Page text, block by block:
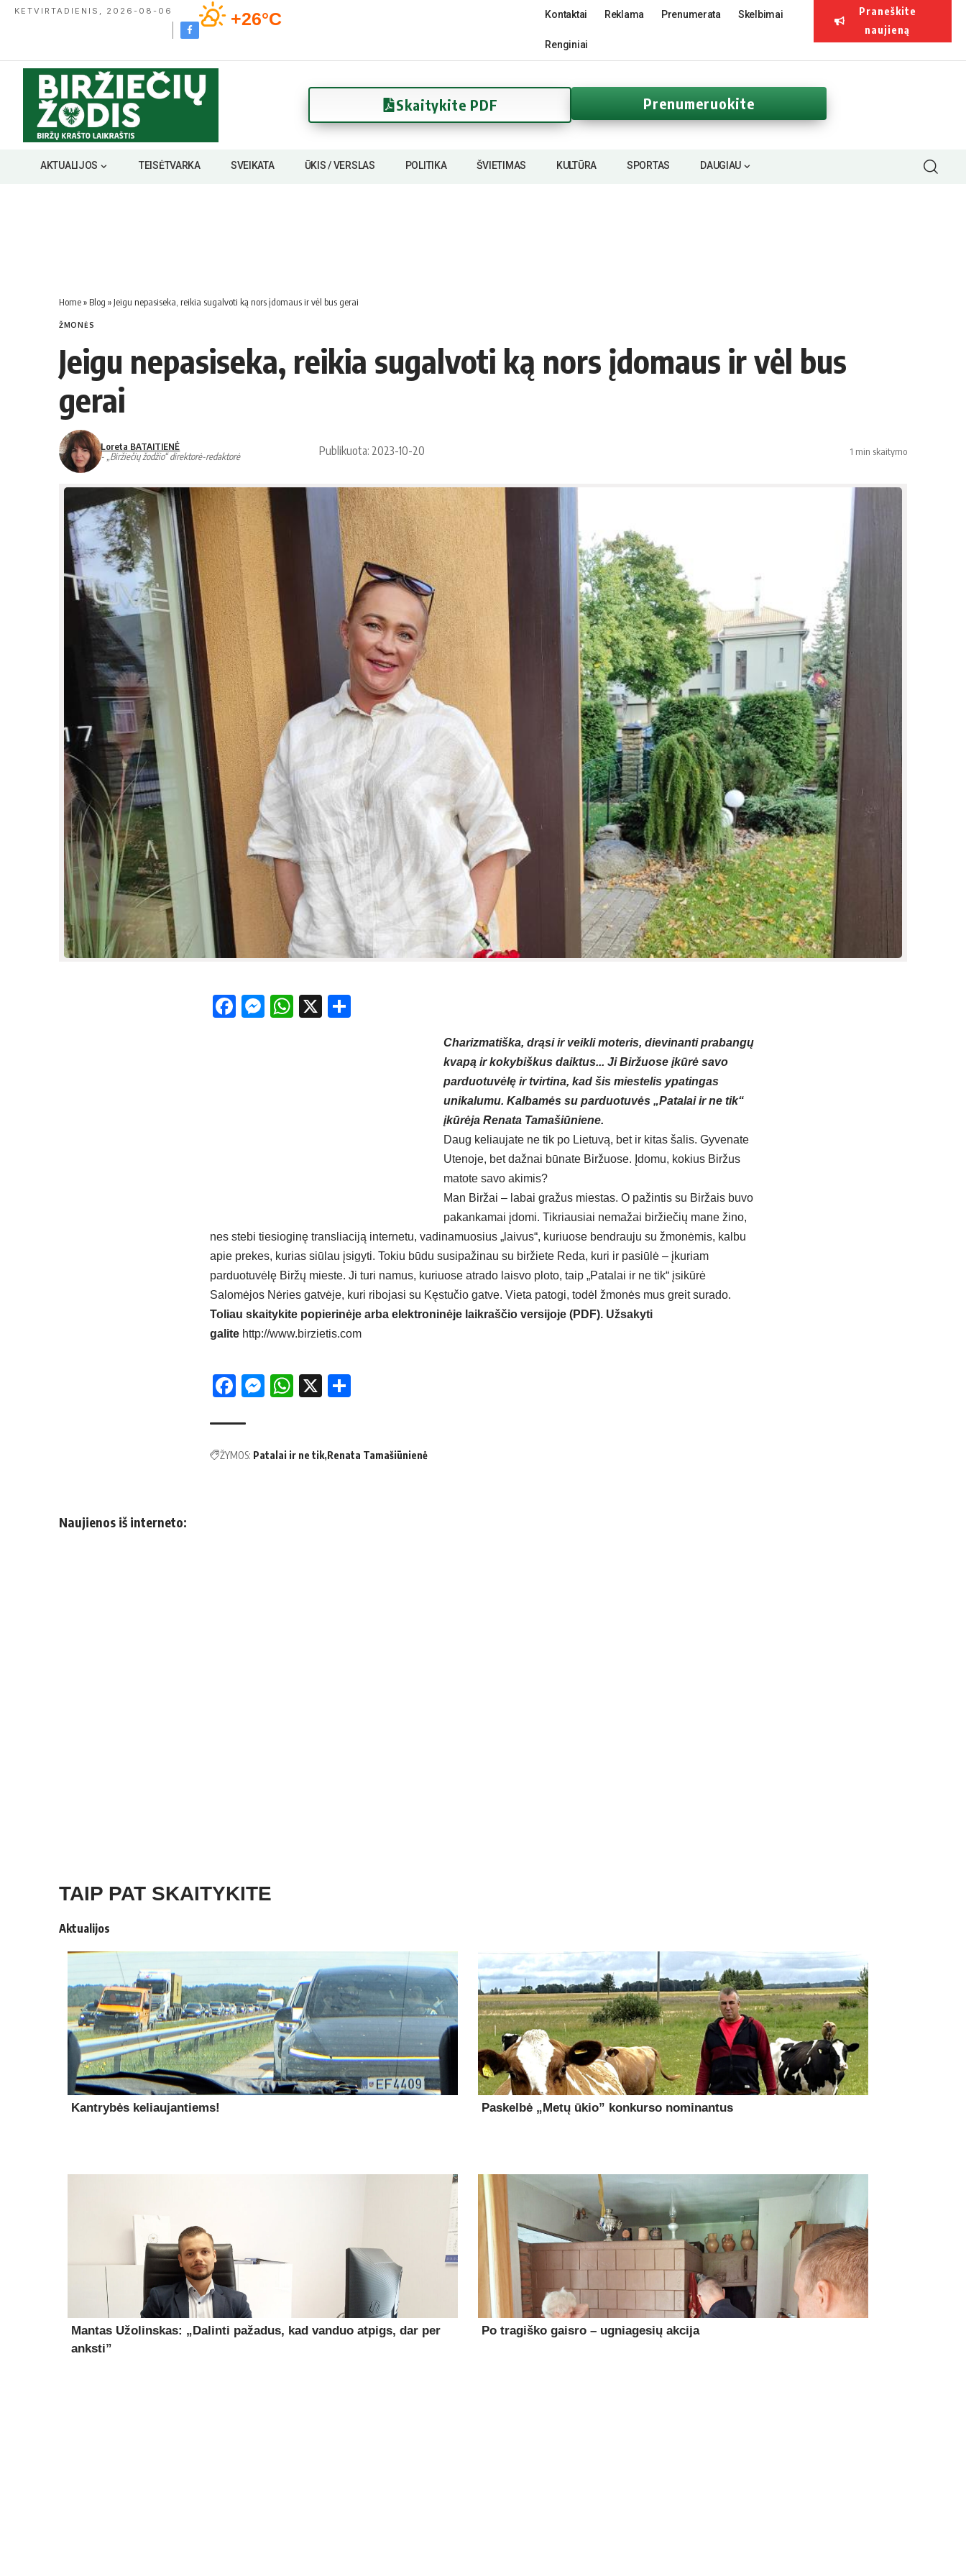
KETVIRTADIENIS, 2026-08-06 +26°C Kontaktai Reklama Prenumerata Skelbimai
Renginiai
Praneškite
naujieną
Skaitykite PDF Prenumeruokite
AKTUALIJOS TEISĖTVARKA SVEIKATA ŪKIS / VERSLAS POLITIKA ŠVIETIMAS KULTŪRA SPORTAS DAUGIAU
Home» Blog » Jeigu nepasiseka, reikia sugalvoti ką nors įdomaus ir vėl bus gerai
ŽMONĖS
Jeigu nepasiseka, reikia sugalvoti ką nors įdomaus ir vėl bus
gerai
Loreta BATAITIENĖ
- „Biržiečių žodžio“ direktorė-redaktorė
Publikuota: 2023-10-20 1 min skaitymo
Facebook
Messenger
WhatsApp
X
Charizmatiška, drąsi ir veikli moteris, dievinanti prabangų
kvapą ir kokybiškus daiktus... Ji Biržuose įkūrė savo
parduotuvėlę ir tvirtina, kad šis miestelis ypatingas
unikalumu. Kalbamės su parduotuvės „Patalai ir ne tik“
įkūrėja Renata Tamašiūniene.
Daug keliaujate ne tik po Lietuvą, bet ir kitas šalis. Gyvenate
Utenoje, bet dažnai būnate Biržuose. Įdomu, kokius Biržus
matote savo akimis?
Man Biržai – labai gražus miestas. O pažintis su Biržais buvo
pakankamai įdomi. Tikriausiai nemažai biržiečių mane žino,
nes stebi tiesioginę transliaciją internetu, vadinamuosius „laivus“, kuriuose bendrauju su žmonėmis, kalbu
apie prekes, kurias siūlau įsigyti. Tokiu būdu susipažinau su biržiete Reda, kuri ir pasiūlė – įkuriam
parduotuvėlę Biržų mieste. Ji turi namus, kuriuose atrado laisvo ploto, taip „Patalai ir ne tik“ įsikūrė
Salomėjos Nėries gatvėje, kuri ribojasi su Kęstučio gatve. Vieta patogi, todėl žmonės mus greit surado.
Toliau skaitykite popierinėje arba elektroninėje laikraščio versijoje (PDF). Užsakyti
galite http://www.birzietis.com
Facebook
Messenger
WhatsApp
X
ŽYMOS: Patalai ir ne tik Renata Tamašiūnienė
Naujienos iš interneto:
TAIP PAT SKAITYKITE
Aktualijos
Kantrybės keliaujantiems! Paskelbė „Metų ūkio” konkurso nominantus
Mantas Užolinskas: „Dalinti pažadus, kad vanduo atpigs, dar per
anksti”
Po tragiško gaisro – ugniagesių akcija